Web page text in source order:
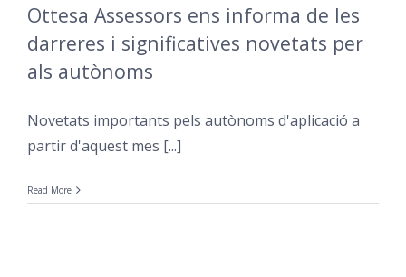
Ottesa Assessors ens informa de les
darreres i significatives novetats per
als autònoms
Novetats importants pels autònoms d'aplicació a
partir d'aquest mes [...]
Read More